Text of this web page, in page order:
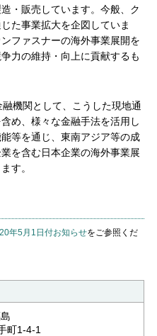
・販売しています。今般、ク
た事業拡大を企図していま
ファスナーの海外事業展開を
力の維持・向上に貢献するも
機関として、こうした現地通
め、様々な金融手法を活用し
等を通じ、東南アジア等の成
を含む日本企業の海外事業展
す。
年5月1日付お知らせをご参照くだ
町1-4-1